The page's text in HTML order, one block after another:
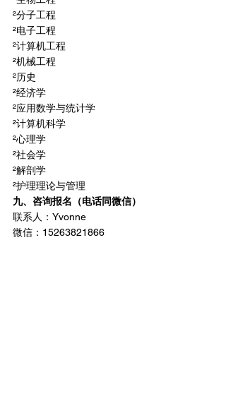
²分子工程
²电子工程
²计算机工程
²机械工程
²历史
²经济学
²应用数学与统计学
²计算机科学
²心理学
²社会学
²解剖学
²护理理论与管理
九、咨询报名（电话同微信）
联系人：Yvonne
微信：15263821866